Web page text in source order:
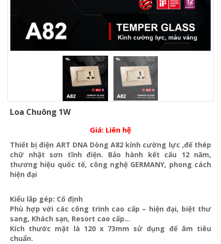
Loa Chuông 1W
Giá: Liên hệ
Thiết bị điện ART DNA Dòng A82 kính cường lực ,đế thép
chữ nhật sơn tĩnh điện. Bảo hành kết cấu 12 năm,
thương hiệu quốc tế, công nghệ GERMANY, phong cách
hiện đại
Kiểu lắp gép: Cố định
Phù hợp với các công trình cao cấp – hiện đại, biệt thư
sang, Khách sạn, Resort cao cấp…
Kích thước mặt là 120 x 73mm sử dụng đế âm tiêu
chuẩn.